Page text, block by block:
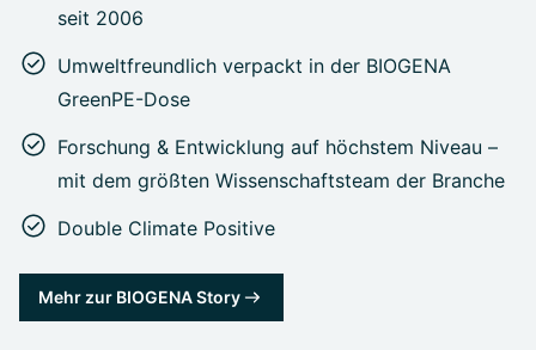
seit 2006
Umweltfreundlich verpackt in der BIOGENA
GreenPE-Dose
Forschung & Entwicklung auf höchstem Niveau –
mit dem größten Wissenschaftsteam der Branche
Double Climate Positive
Mehr zur BIOGENA Story